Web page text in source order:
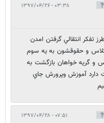
۰۳:۳۸ - ۱۳۹۷/۰۴/۲۶
تفكر انتقالي گرفتن امدن
و حقوقشون به يه سوم
و گريه خواهان بازگشت به
دارد آموزش وپرورش جاي
۰۷:۵۱ - ۱۳۹۷/۰۴/۲۸